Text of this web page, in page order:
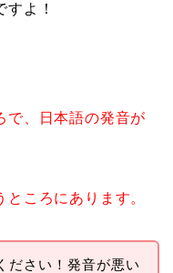
よ！
で、日本語の発音が
ころにあります。
ださい！発音が悪い